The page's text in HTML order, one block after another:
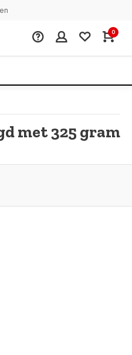
0
met 325 gram